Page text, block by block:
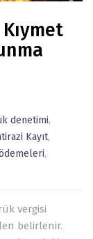
denetimi,
Kayıt,
,
vergisi
belirlenir.